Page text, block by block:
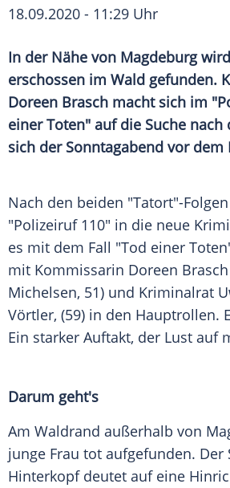
18.09.2020 - 11:29 Uhr
In der Nähe von Magdeburgwird
erschossen im Wald gefunden.
Doreen Brasch macht sich im "
einer Toten" auf die Suche nach
sich der Sonntagabend vor dem
Nach den beiden "Tatort"-
"Polizeiruf 110" in die neue
es mit dem Fall "Tod einer
mit Kommissarin Doreen Brasch
Michelsen, 51) und Kriminalrat
Vörtler, (59) in den Hauptrollen.
Ein starker Auftakt, der Lust auf
Darum geht's
Am Waldrand außerhalb von
junge Frau tot aufgefunden. Der
Hinterkopf deutet auf eine